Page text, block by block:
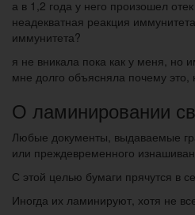
а в 1,2 года у него произошел
неадекватная реакция
иммунитета?
я не вникала пока как у меня, но
мне долго объясняла почему
О ламинировании
Любые документы, выдаваемые
или преждевременного
С этой целью бумаги прячутся в
Иногда их ламинируют, хотя не